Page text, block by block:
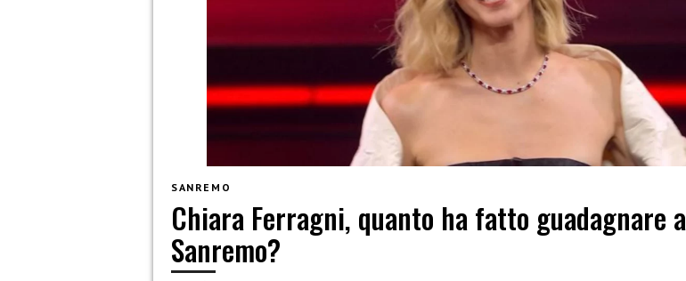
SANREMO
Chiara Ferragni, quanto ha fatto guadagnare a
Sanremo?